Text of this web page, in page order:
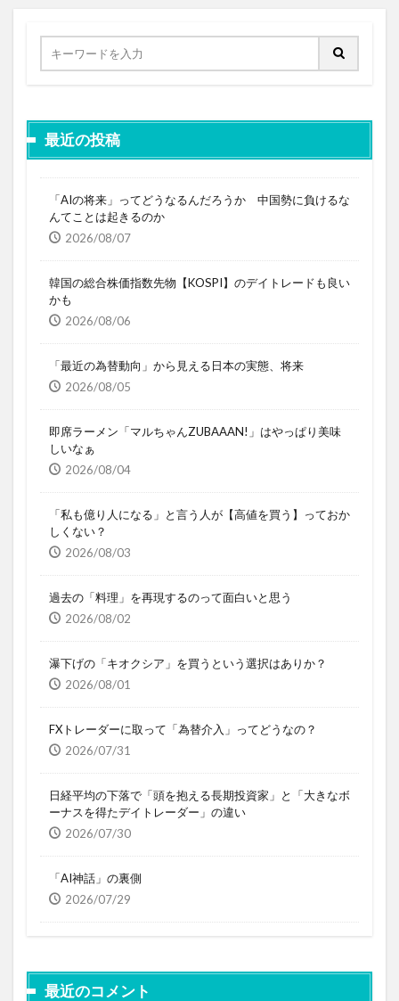
最近の投稿
「AIの将来」ってどうなるんだろうか 中国勢に負けるな
んてことは起きるのか
2026/08/07
韓国の総合株価指数先物【KOSPI】のデイトレードも良い
かも
2026/08/06
「最近の為替動向」から見える日本の実態、将来
2026/08/05
即席ラーメン「マルちゃんZUBAAAN!」はやっぱり美味
しいなぁ
2026/08/04
「私も億り人になる」と言う人が【高値を買う】っておか
しくない？
2026/08/03
過去の「料理」を再現するのって面白いと思う
2026/08/02
瀑下げの「キオクシア」を買うという選択はありか？
2026/08/01
FXトレーダーに取って「為替介入」ってどうなの？
2026/07/31
日経平均の下落で「頭を抱える長期投資家」と「大きなボ
ーナスを得たデイトレーダー」の違い
2026/07/30
「AI神話」の裏側
2026/07/29
最近のコメント